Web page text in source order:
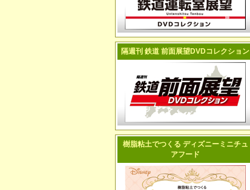
隔週刊 鉄道 前面展望DVDコレクション
樹脂粘土でつくる ディズニーミニチュ
アフード